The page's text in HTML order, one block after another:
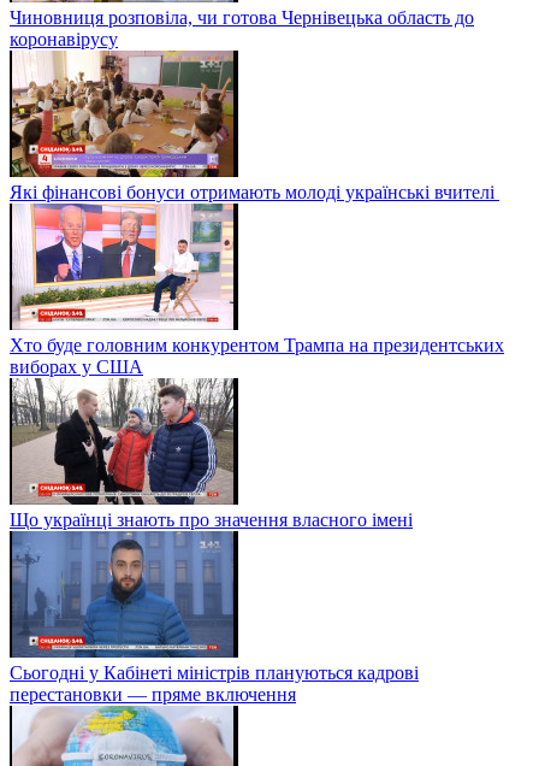
Чиновниця розповіла, чи готова Чернівецька область до
коронавірусу
Які фінансові бонуси отримають молоді українські вчителі
Хто буде головним конкурентом Трампа на президентських
виборах у США
Що українці знають про значення власного імені
Сьогодні у Кабінеті міністрів плануються кадрові
перестановки — пряме включення